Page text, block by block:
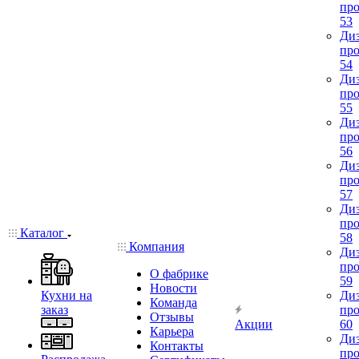
Каталог
Кухни на
заказ
Компания
О фабрике
Новости
Команда
Отзывы
Карьера
Контакты
Акции
53
54
55
56
57
58
59
60